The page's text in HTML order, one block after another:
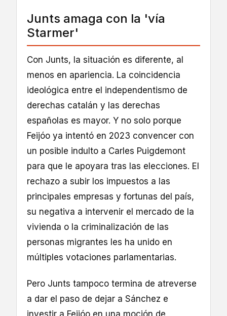
Junts amaga con la 'vía
Starmer'
Con Junts, la situación es diferente, al
menos en apariencia. La coincidencia
ideológica entre el independentismo de
derechas catalán y las derechas
españolas es mayor. Y no solo porque
Feijóo ya intentó en 2023 convencer con
un posible indulto a Carles Puigdemont
para que le apoyara tras las elecciones. El
rechazo a subir los impuestos a las
principales empresas y fortunas del país,
su negativa a intervenir el mercado de la
vivienda o la criminalización de las
personas migrantes les ha unido en
múltiples votaciones parlamentarias.
Pero Junts tampoco termina de atreverse
a dar el paso de dejar a Sánchez e
investir a Feijóo en una moción de